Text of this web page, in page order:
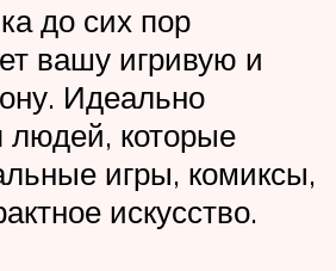
до сих пор
вашу игривую и
Идеально
людей, которые
игры, комиксы,
искусство.